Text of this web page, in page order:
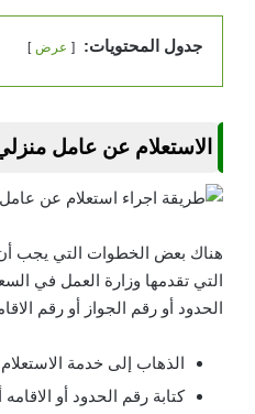
جدول المحتويات: عرض
الاستعلام عن عامل
هناك بعض الخطوات التي يجب
التي تقدمها وزارة العمل في
الحدود أو رقم الجواز أو رقم
الذهاب إلى خدمة
كتابة رقم الحدود أو الاقامه